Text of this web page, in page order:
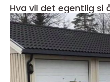
Hva vil det egentlig si